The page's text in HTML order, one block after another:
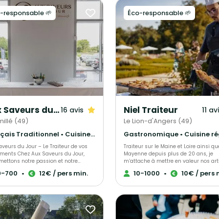
responsable 🌱
Aux Saveurs du Jour16 avis
(49)
Français Traditionnel • Cuisine régionale • Barbecue et grillades
du Jour – Le Traiteur de vos
Chez Aux Saveurs du Jour,
notre passion et notre
faire au service de vos événements,
professionnels ou privés. Notre
locaux, pour un mariage parfait
qualité, créativité et
Nos valeurs pour votre
700 • 12€ / pers min.
Éco-responsable 🌱
Niel Traiteur 11
Le Lion-d'Angers (49)
Traiteur sur le Maine et Loire ainsi
Mayenne depuis plus de 20 ans, je
m’attache à mettre en valeur nos
ainsi que leurs produits locaux pour
apporter l’excellence dans vos
restaurant gastronomique dans
du traiteur… Une mission complexe,
signe l’exigence de la maison.
10-1000 • 10€ / pers